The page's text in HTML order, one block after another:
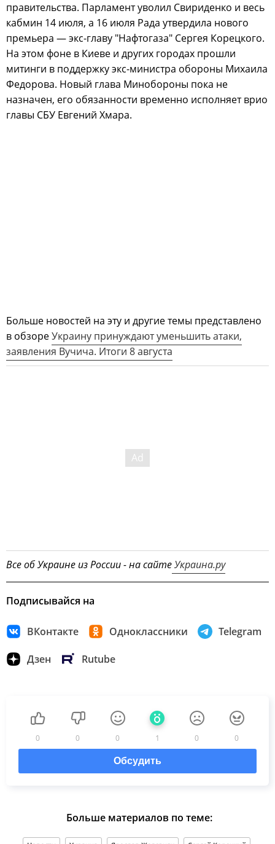
правительства. Парламент уволил Свириденко и весь
кабмин 14 июля, а 16 июля Рада утвердила нового
премьера — экс-главу "Нафтогаза" Сергея Корецкого.
На этом фоне в Киеве и других городах прошли
митинги в поддержку экс-министра обороны Михаила
Федорова. Новый глава Минобороны пока не
назначен, его обязанности временно исполняет врио
главы СБУ Евгений Хмара.
Больше новостей на эту и другие темы представлено
в обзореУкраину принуждают уменьшить атаки,
заявления Вучича. Итоги 8 августа
Все об Украине из России - на сайтеУкраина.ру
Подписывайся на
ВКонтакте Одноклассники Telegram
Дзен Rutube
0 0 0 1 0 0
Обсудить
Больше материалов по теме: